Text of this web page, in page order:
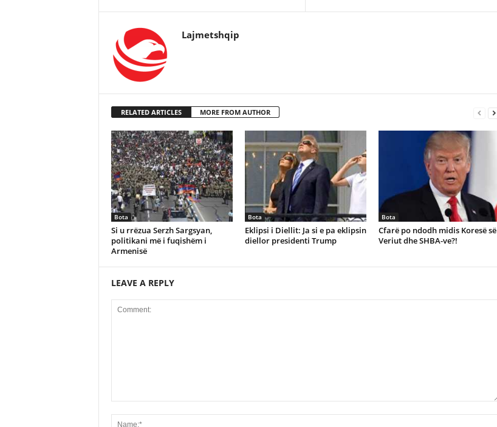
Lajmetshqip
RELATED ARTICLES MORE FROM AUTHOR
Bota
Si u rrëzua Serzh Sargsyan,
politikani më i fuqishëm i
Armenisë
Bota
Eklipsi i Diellit: Ja si e pa eklipsin
diellor presidenti Trump
Bota
Cfarë po ndodh midis Koresë së
Veriut dhe SHBA-ve?!
LEAVE A REPLY